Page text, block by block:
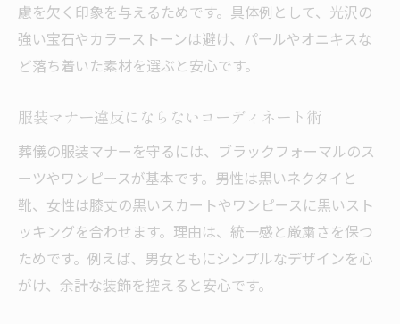
慮を欠く印象を与えるためです。具体例として、光沢の
強い宝石やカラーストーンは避け、パールやオニキスな
ど落ち着いた素材を選ぶと安心です。
服装マナー違反にならないコーディネート術
葬儀の服装マナーを守るには、ブラックフォーマルのス
ーツやワンピースが基本です。男性は黒いネクタイと
靴、女性は膝丈の黒いスカートやワンピースに黒いスト
ッキングを合わせます。理由は、統一感と厳粛さを保つ
ためです。例えば、男女ともにシンプルなデザインを心
がけ、余計な装飾を控えると安心です。